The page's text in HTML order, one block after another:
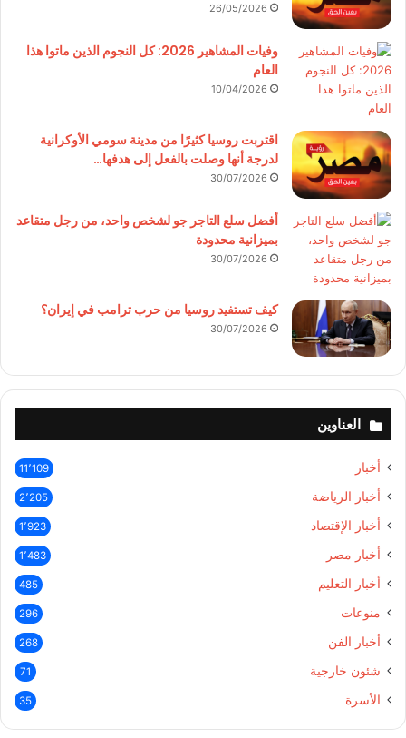
26/05/2026
وفيات المشاهير 2026: كل النجوم الذين ماتوا هذا
العام
10/04/2026
اقتربت روسيا كثيرًا من مدينة سومي الأوكرانية
لدرجة أنها وصلت بالفعل إلى هدفها…
30/07/2026
أفضل سلع التاجر جو لشخص واحد، من رجل متقاعد
بميزانية محدودة
30/07/2026
كيف تستفيد روسيا من حرب ترامب في إيران؟
30/07/2026
العناوين
أخبار 11٬109
أخبار الرياضة 2٬205
أخبار الإقتصاد 1٬923
أخبار مصر 1٬483
أخبار التعليم 485
منوعات 296
أخبار الفن 268
شئون خارجية 71
الأسرة 35